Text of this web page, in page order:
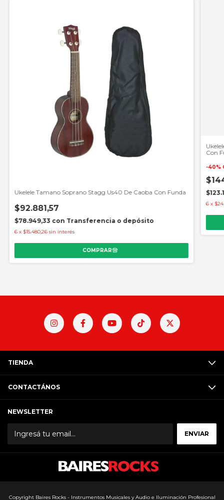
Ukelele Tamano Soprano Stagg Us40 De Caoba Con Funda
$92.881,57
$78.949,33 con Transferencia o depósito
6 x $15.480,26 sin interés
Con
-40%
6 x
TIENDA
CONTACTÁNOS
NEWSLETTER
Copyright Baires Rocks - Instrumentos Musicales y Audio e Iluminación Profesional